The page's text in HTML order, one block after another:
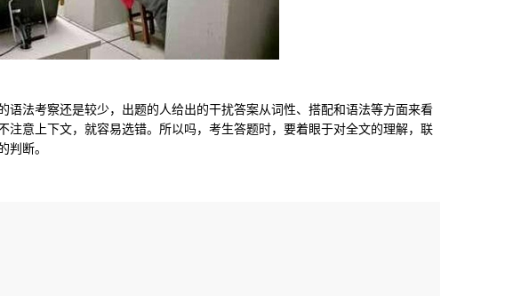
法考察还是较少，出题的人给出的干扰答案从词性、搭配和语法等方面来看
意上下文，就容易选错。所以吗，考生答题时，要着眼于对全文的理解，联
断。